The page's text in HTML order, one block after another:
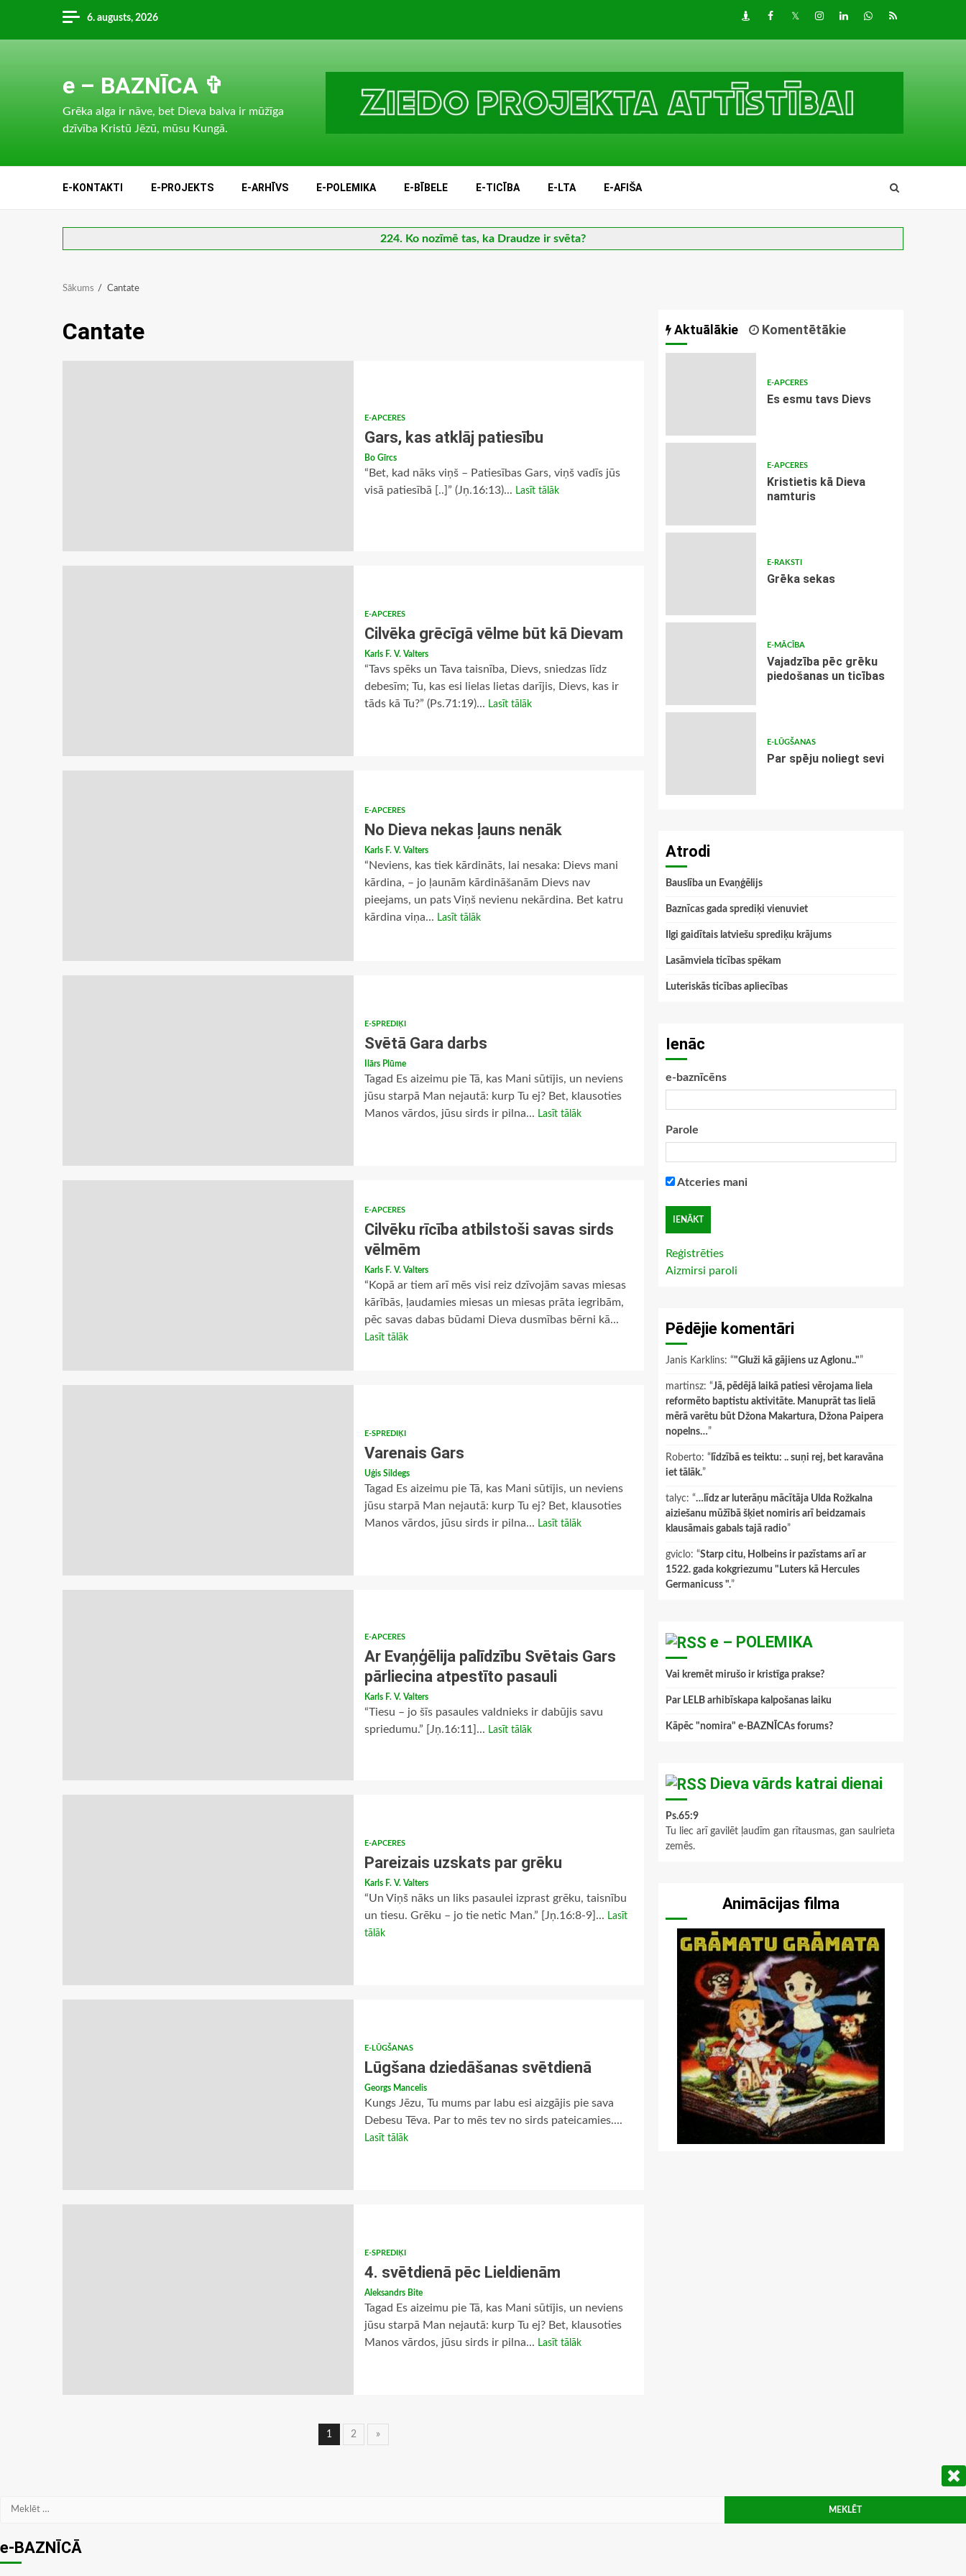
content
6. augusts, 2026 DraugiemFacebook
TwitterInstagram
LinkedInwhatsapp
RSS
e – BAZNĪCA ✞
Grēka alga ir nāve, bet Dieva balva ir mūžīga
dzīvība Kristū Jēzū, mūsu Kungā.
E-KONTAKTI E-PROJEKTS E-ARHĪVS E-POLEMIKA E-BĪBELE E-TICĪBA E-LTA E-AFIŠA
224. Ko nozīmē tas, ka Draudze ir svēta?
Sākums Cantate
Cantate
E-APCERES
Gars, kas atklāj patiesību
Bo Gīrcs
“Bet, kad nāks viņš – Patiesības Gars, viņš vadīs jūs
visā patiesībā [..]” (Jņ.16:13)... Lasīt tālāk
E-APCERES
Cilvēka grēcīgā vēlme būt kā Dievam
Karls F. V. Valters
“Tavs spēks un Tava taisnība, Dievs, sniedzas līdz
debesīm; Tu, kas esi lielas lietas darījis, Dievs, kas ir
tāds kā Tu?” (Ps.71:19)... Lasīt tālāk
E-APCERES
No Dieva nekas ļauns nenāk
Karls F. V. Valters
“Neviens, kas tiek kārdināts, lai nesaka: Dievs mani
kārdina, – jo ļaunām kārdināšanām Dievs nav
pieejams, un pats Viņš nevienu nekārdina. Bet katru
kārdina viņa... Lasīt tālāk
E-SPREDIĶI
Svētā Gara darbs
Ilārs Plūme
Tagad Es aizeimu pie Tā, kas Mani sūtījis, un neviens
jūsu starpā Man nejautā: kurp Tu ej? Bet, klausoties
Manos vārdos, jūsu sirds ir pilna... Lasīt tālāk
E-APCERES
Cilvēku rīcība atbilstoši savas sirds
vēlmēm
Karls F. V. Valters
“Kopā ar tiem arī mēs visi reiz dzīvojām savas miesas
kārībās, ļaudamies miesas un miesas prāta iegribām,
pēc savas dabas būdami Dieva dusmības bērni kā...
Lasīt tālāk
E-SPREDIĶI
Varenais Gars
Uģis Sildegs
Tagad Es aizeimu pie Tā, kas Mani sūtījis, un neviens
jūsu starpā Man nejautā: kurp Tu ej? Bet, klausoties
Manos vārdos, jūsu sirds ir pilna... Lasīt tālāk
E-APCERES
Ar Evaņģēlija palīdzību Svētais Gars
pārliecina atpestīto pasauli
Karls F. V. Valters
“Tiesu – jo šīs pasaules valdnieks ir dabūjis savu
spriedumu.” [Jņ.16:11]... Lasīt tālāk
E-APCERES
Pareizais uzskats par grēku
Karls F. V. Valters
“Un Viņš nāks un liks pasaulei izprast grēku, taisnību
un tiesu. Grēku – jo tie netic Man.” [Jņ.16:8-9]... Lasīt
tālāk
E-LŪGŠANAS
Lūgšana dziedāšanas svētdienā
Georgs Mancelis
Kungs Jēzu, Tu mums par labu esi aizgājis pie sava
Debesu Tēva. Par to mēs tev no sirds pateicamies....
Lasīt tālāk
E-SPREDIĶI
4. svētdienā pēc Lieldienām
Aleksandrs Bite
Tagad Es aizeimu pie Tā, kas Mani sūtījis, un neviens
jūsu starpā Man nejautā: kurp Tu ej? Bet, klausoties
Manos vārdos, jūsu sirds ir pilna... Lasīt tālāk
Ziņu
1 2 »
Aktuālākie Komentētākie
E-APCERES
Es esmu tavs Dievs
E-APCERES
Kristietis kā Dieva
namturis
E-RAKSTI
Grēka sekas
E-MĀCĪBA
Vajadzība pēc grēku
piedošanas un ticības
E-LŪGŠANAS
Par spēju noliegt sevi
Atrodi
Bauslība un Evaņģēlijs
Baznīcas gada sprediķi vienuviet
Ilgi gaidītais latviešu sprediķu krājums
Lasāmviela ticības spēkam
Luteriskās ticības apliecības
Ienāc
e-baznīcēns
Parole
Atceries mani
Reģistrēties
Aizmirsi paroli
Pēdējie komentāri
Janis Karklins: “"Gluži kā gājiens uz Aglonu.."”
martinsz: “Jā, pēdējā laikā patiesi vērojama liela
reformēto baptistu aktivitāte. Manuprāt tas lielā
mērā varētu būt Džona Makartura, Džona Paipera
nopelns…”
Roberto: “ līdzībā es teiktu: .. suņi rej, bet karavāna
iet tālāk.”
talyc: “…līdz ar luterāņu mācītāja Ulda Rožkalna
aiziešanu mūžībā šķiet nomiris arī beidzamais
klausāmais gabals tajā radio”
gviclo: “Starp citu, Holbeins ir pazīstams arī ar
1522. gada kokgriezumu "Luters kā Hercules
Germanicuss ".”
e – POLEMIKA
Vai kremēt mirušo ir kristīga prakse?
Par LELB arhibīskapa kalpošanas laiku
Kāpēc "nomira" e-BAZNĪCAs forums?
Dieva vārds katrai dienai
Ps.65:9
Tu liec arī gavilēt ļaudīm gan rītausmas, gan saulrieta
zemēs.
Animācijas filma
Meklēt:
e-BAZNĪCĀ